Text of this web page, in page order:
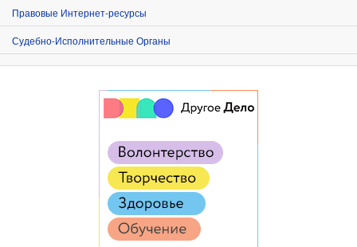
Правовые Интернет-ресурсы
Судебно-Исполнительные Органы